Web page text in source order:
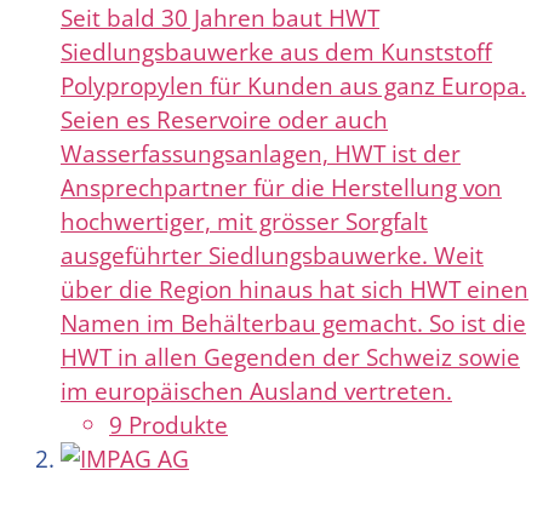
Seit bald 30 Jahren baut HWT
Siedlungsbauwerke aus dem Kunststoff
Polypropylen für Kunden aus ganz Europa.
Seien es Reservoire oder auch
Wasserfassungsanlagen, HWT ist der
Ansprechpartner für die Herstellung von
hochwertiger, mit grösser Sorgfalt
ausgeführter Siedlungsbauwerke. Weit
über die Region hinaus hat sich HWT einen
Namen im Behälterbau gemacht. So ist die
HWT in allen Gegenden der Schweiz sowie
im europäischen Ausland vertreten.
9 Produkte